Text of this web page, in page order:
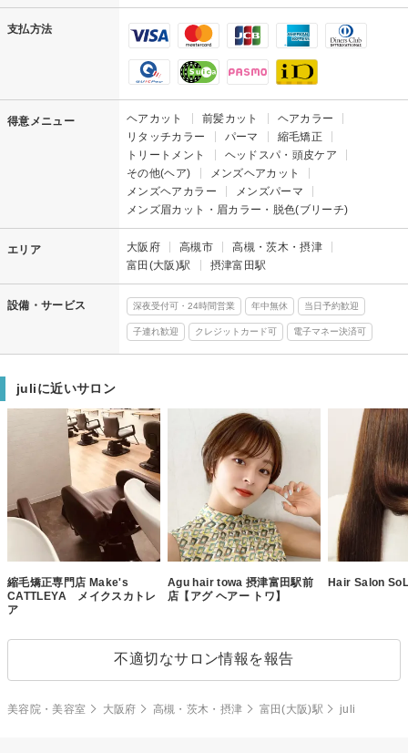
支払方法
得意メニュー ヘアカット 前髪カット
ヘアカラー
リタッチカラー
パーマ
縮毛矯正
トリートメント
ヘッドスパ・頭皮ケア
その他(ヘア)
メンズヘアカット
メンズヘアカラー
メンズパーマ
メンズ眉カット・眉カラー・脱色(ブリーチ)
エリア 大阪府 高槻市
高槻・茨木・摂津
富田(大阪)駅
摂津富田駅
設備・サービス 深夜受付可・24時間営業 年中無休 当日予約歓迎
子連れ歓迎 クレジットカード可 電子マネー決済可
juliに近いサロン
縮毛矯正専門店 Make's
CATTLEYA メイクスカトレ
ア
Agu hair towa 摂津富田駅前
店【アグ ヘアー トワ】
Hair Salon
不適切なサロン情報を報告
美容院・美容室 大阪府 高槻・茨木・摂津 富田(大阪)駅 juli